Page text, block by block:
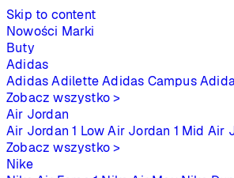
Skip to content
Nowości Marki
Buty
Adidas
Adidas Adilette Adidas Campus
Zobacz wszystko >
Air Jordan
Air Jordan 1 Low Air Jordan 1 Mid Air
Zobacz wszystko >
Nike